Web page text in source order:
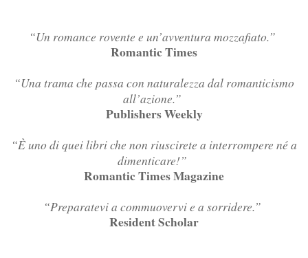
“Un romance rovente e un’avventura mozzafiato.”
Romantic Times
“Una trama che passa con naturalezza dal romanticismo
all’azione.”
Publishers Weekly
“È uno di quei libri che non riuscirete a interrompere né a
dimenticare!”
Romantic Times Magazine
“Preparatevi a commuovervi e a sorridere.”
Resident Scholar